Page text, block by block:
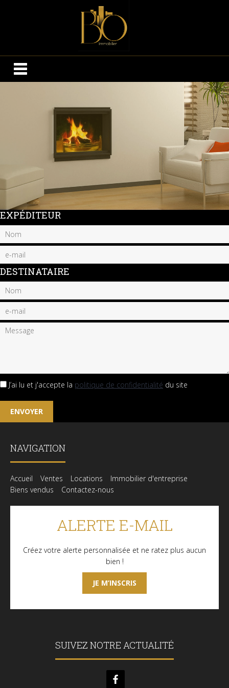
EXPÉDITEUR
DESTINATAIRE
J’ai lu et j'accepte la politique de confidentialité du site
NAVIGATION
Accueil Ventes Locations
Immobilier d'entreprise
Biens vendus
Contactez-nous
ALERTE E-MAIL
Créez votre alerte personnalisée et ne ratez plus aucun
bien !
JE M’INSCRIS
SUIVEZ NOTRE ACTUALITÉ